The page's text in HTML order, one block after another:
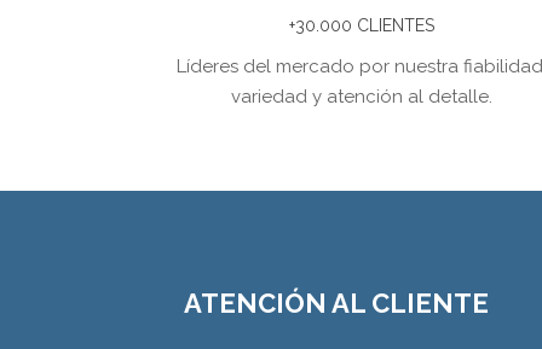
+30.000 CLIENTES
Líderes del mercado por nuestra
variedad y atención al detalle.
ATENCIÓN AL CLIENTE